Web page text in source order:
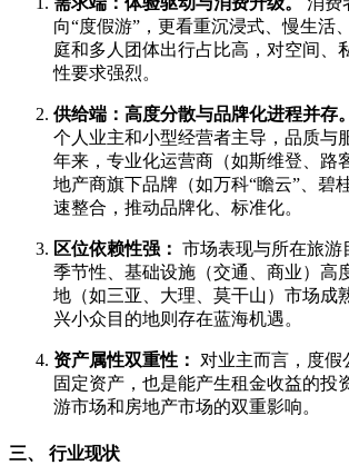
向“度假游”，更看重沉浸式、慢生活
庭和多人团体出行占比高，对空间、
性要求强烈。
供给端：高度分散与品牌化进程并存。
个人业主和小型经营者主导，品质与
年来，专业化运营商（如斯维登、路
地产商旗下品牌（如万科“瞻云”、碧
速整合，推动品牌化、标准化。
区位依赖性强： 市场表现与所在旅游
季节性、基础设施（交通、商业）高
地（如三亚、大理、莫干山）市场成
兴小众目的地则存在蓝海机遇。
资产属性双重性：
对业主而言，度假
固定资产，也是能产生租金收益的投
游市场和房地产市场的双重影响。
三、 行业现状